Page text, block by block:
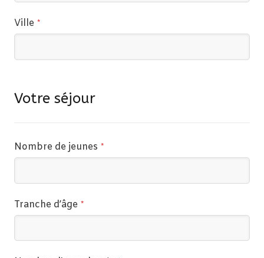
Ville *
Votre séjour
Nombre de jeunes *
Tranche d’âge *